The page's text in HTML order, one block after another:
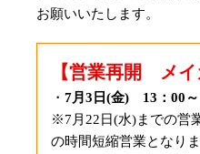
お願いいたします。
【営業再開 メイ
・ 7月3日(金) 13：00
※7月22日(水)までの営
の時間短縮営業となりま